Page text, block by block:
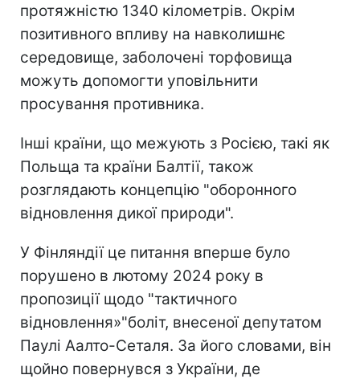
протяжністю 1340 кілометрів. Окрім
позитивного впливу на навколишнє
середовище, заболочені торфовища
можуть допомогти уповільнити
просування противника.
Інші країни, що межують з Росією, такі як
Польща та країни Балтії, також
розглядають концепцію "оборонного
відновлення дикої природи".
У Фінляндії це питання вперше було
порушено в лютому 2024 року в
пропозиції щодо "тактичного
відновлення»"боліт, внесеної депутатом
Паулі Аалто-Сеталя. За його словами, він
щойно повернувся з України, де